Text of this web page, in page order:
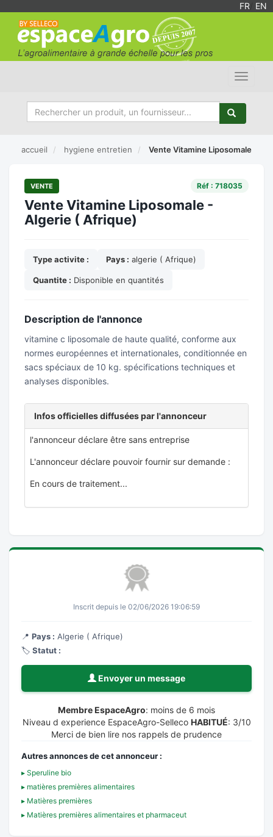
FR EN
Toggle
accueil hygiene entretien Vente Vitamine Liposomale
VENTE Réf : 718035
Vente Vitamine Liposomale -
Algerie ( Afrique)
Type activite : Pays : algerie ( Afrique)
Quantite : Disponible en quantités
Description de l'annonce
vitamine c liposomale de haute qualité, conforme aux
normes européennes et internationales, conditionnée en
sacs spéciaux de 10 kg. spécifications techniques et
analyses disponibles.
Infos officielles diffusées par l'annonceur
l'annonceur déclare être sans entreprise
L'annonceur déclare pouvoir fournir sur demande :
En cours de traitement...
Inscrit depuis le 02/06/2026 19:06:59
📍 Pays : Algerie ( Afrique)
🏷️ Statut :
Envoyer un message
Membre EspaceAgro: moins de 6 mois
Niveau d experience EspaceAgro-Selleco HABITUÉ: 3/10
Merci de bien lire nos rappels de prudence
Autres annonces de cet annonceur :
▸ Speruline bio
▸ matières premières alimentaires
▸ Matières premières
▸ Matières premières alimentaires et pharmaceut